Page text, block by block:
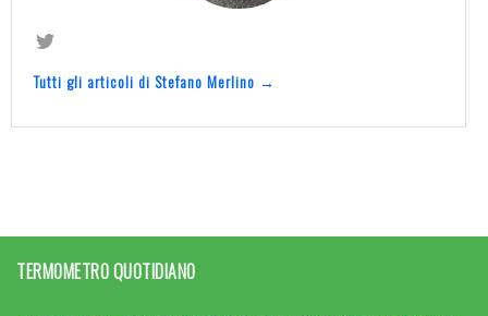
Tutti gli articoli di Stefano Merlino →
TERMOMETRO QUOTIDIANO